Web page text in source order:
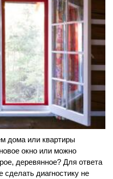
дома или квартиры
окно или можно
деревянное? Для ответа
сделать диагностику не